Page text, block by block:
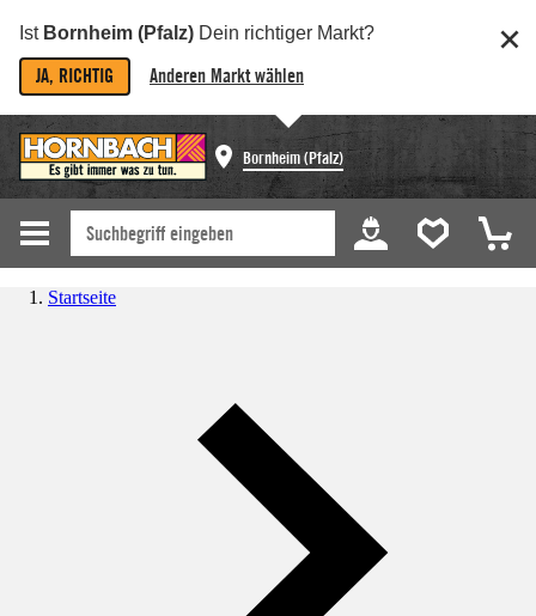
Ist Bornheim (Pfalz) Dein richtiger Markt?
JA, RICHTIG Anderen Markt wählen
Bornheim (Pfalz)
Startseite